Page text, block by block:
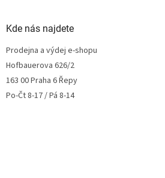
Kde nás najdete
Prodejna a výdej e-shopu
Hofbauerova 626/2
163 00 Praha 6 Řepy
Po-Čt 8-17 / Pá 8-14